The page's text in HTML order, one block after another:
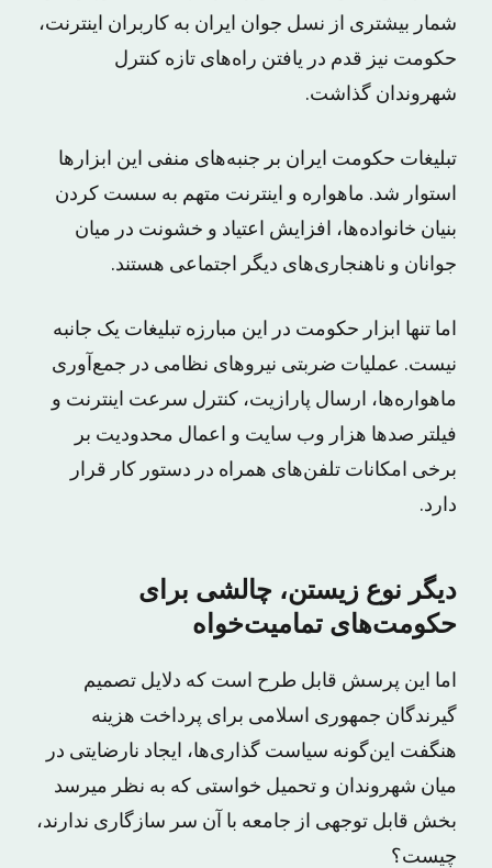
شمار بیشتری از نسل جوان ایران به کاربران اینترنت،
حکومت نیز قدم در یافتن راه‌های تازه کنترل
شهروندان گذاشت.
تبلیغات حکومت ایران بر جنبه‌های منفی این ابزارها
استوار شد. ماهواره و اینترنت متهم به سست کردن
بنیان خانواده‌ها، افزایش اعتیاد و خشونت در میان
جوانان و ناهنجاری‌های دیگر اجتماعی هستند.
اما تنها ابزار حکومت در این مبارزه تبلیغات یک جانبه
نیست. عملیات ضربتی نیروهای نظامی در جمع‌آوری
ماهواره‌ها، ارسال پارازیت، کنترل سرعت اینترنت و
فیلتر صدها هزار وب سایت و اعمال محدودیت بر
برخی امکانات تلفن‌های همراه در دستور کار قرار
دارد.
دیگر نوع زیستن، چالشی برای
حکومت‌های تمامیت‌خواه
اما این پرسش قابل طرح است که دلایل تصمیم
گیرندگان جمهوری اسلامی برای پرداخت هزینه
هنگفت این‌گونه سیاست گذاری‌ها، ایجاد نارضایتی در
میان شهروندان و تحمیل خواستی که به نظر میرسد
بخش قابل توجهی از جامعه با آن سر سازگاری ندارند،
چیست؟